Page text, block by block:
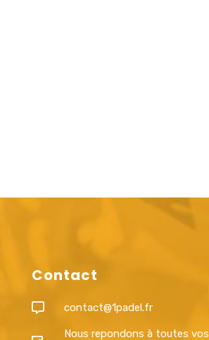
Contact
contact@1padel.fr
Nous repondons à toutes vos